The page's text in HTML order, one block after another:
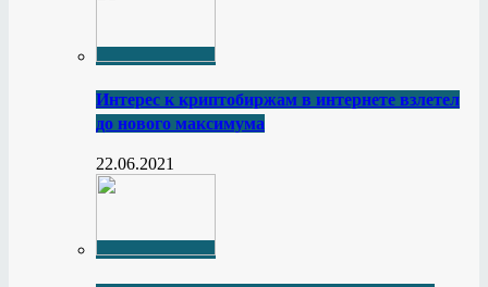
Интерес к криптобиржам в интернете взлетел
до нового максимума
22.06.2021